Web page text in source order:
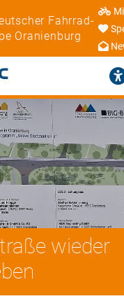
Fahrrad-
Oranienburg
wieder